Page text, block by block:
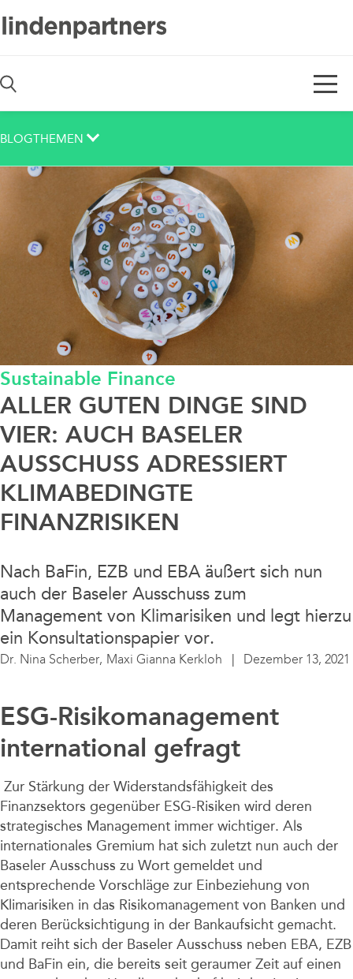
De
BLOGTHEMEN
Auch das noch
Berlin
Corporate
Data / Media / IT
Finanzierung / Bank / Kapitalmarkt
Fintech/Crypto
Litigation
Real Estate
Steuern / Bilanz
Sustainable Finance
Unternehmen
Sustainable Finance
ALLER GUTEN DINGE SIND
VIER: AUCH BASELER
AUSSCHUSS ADRESSIERT
KLIMABEDINGTE
FINANZRISIKEN
Nach BaFin, EZB und EBA äußert sich nun
auch der Baseler Ausschuss zum
Management von Klimarisiken und legt hierzu
ein Konsultationspapier vor.
Dr. Nina Scherber, Maxi Gianna Kerkloh Dezember 13, 2021
ESG-Risikomanagement
international gefragt
Zur Stärkung der Widerstandsfähigkeit des
Finanzsektors gegenüber ESG-Risiken wird deren
strategisches Management immer wichtiger. Als
internationales Gremium hat sich zuletzt nun auch der
Baseler Ausschuss zu Wort gemeldet und
entsprechende Vorschläge zur Einbeziehung von
Klimarisiken in das Risikomanagement von Banken und
deren Berücksichtigung in der Bankaufsicht gemacht.
Damit reiht sich der Baseler Ausschuss neben EBA, EZB
und BaFin ein, die bereits seit geraumer Zeit auf einen